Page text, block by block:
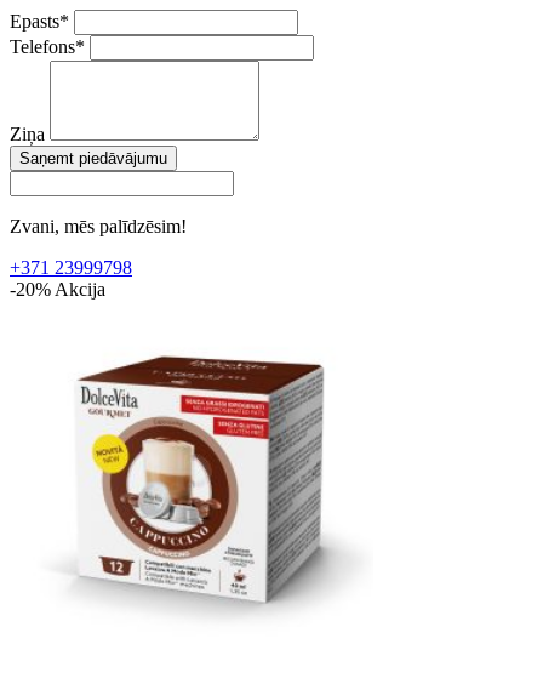
Epasts*
Telefons*
Ziņa
Saņemt piedāvājumu
Zvani, mēs palīdzēsim!
+371 23999798
-20% Akcija